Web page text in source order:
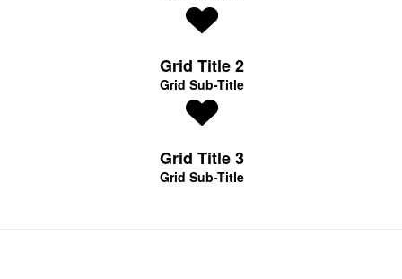
Grid Title 2
Grid Sub-Title
Grid Title 3
Grid Sub-Title